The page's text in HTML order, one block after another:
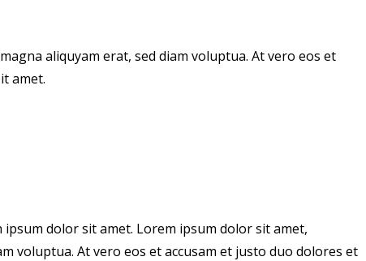
aliquyam erat, sed diam voluptua. At vero eos et
amet.
dolor sit amet. Lorem ipsum dolor sit amet,
voluptua. At vero eos et accusam et justo duo dolores et